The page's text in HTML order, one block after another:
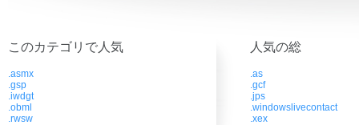
このカテゴリで人気
.asmx
.gsp
.iwdgt
.obml
.rwsw
人気の総
.as
.gcf
.jps
.windowslivecontact
.xex